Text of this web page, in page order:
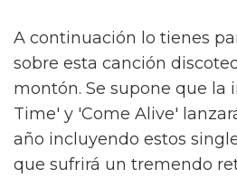
A continuación lo tienes
sobre esta canción
montón. Se supone que la
Time' y 'Come Alive'
año incluyendo estos
que sufrirá un tremendo